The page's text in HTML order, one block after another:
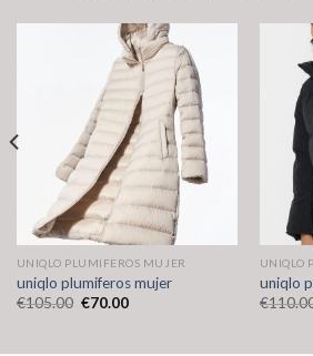
UNIQLO PLUMIFEROS MUJER
uniqlo plumiferos mujer
€105.00 €70.00
UNIQLO
uniqlo
€